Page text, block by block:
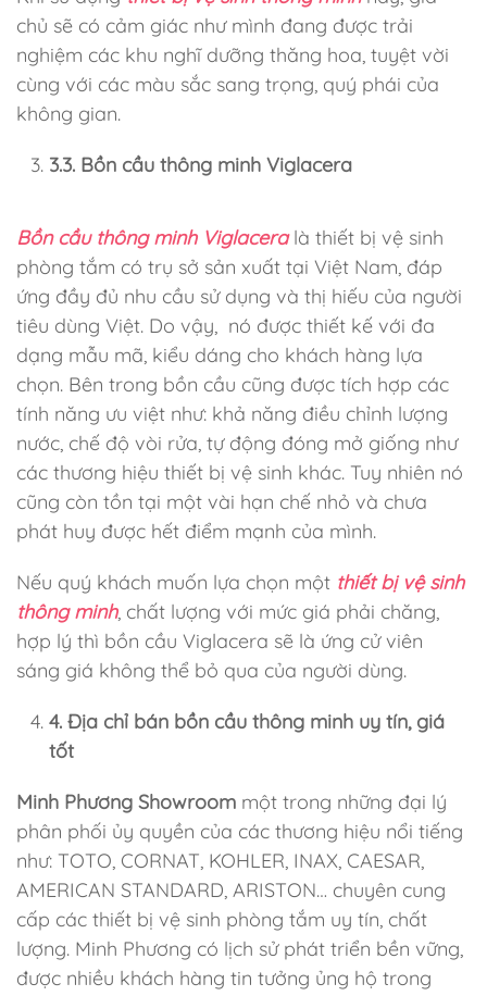
chủ sẽ có cảm giác như mình đang được trải
nghiệm các khu nghĩ dưỡng thăng hoa, tuyệt vời
cùng với các màu sắc sang trọng, quý phái của
không gian.
3.3. Bồn cầu thông minh Viglacera
Bồn cầu thông minh Viglaceralà thiết bị vệ sinh
phòng tắm có trụ sở sản xuất tại Việt Nam, đáp
ứng đầy đủ nhu cầu sử dụng và thị hiếu của người
tiêu dùng Việt. Do vậy, nó được thiết kế với đa
dạng mẫu mã, kiểu dáng cho khách hàng lựa
chọn. Bên trong bồn cầu cũng được tích hợp các
tính năng ưu việt như: khả năng điều chỉnh lượng
nước, chế độ vòi rửa, tự động đóng mở giống như
các thương hiệu thiết bị vệ sinh khác. Tuy nhiên nó
cũng còn tồn tại một vài hạn chế nhỏ và chưa
phát huy được hết điểm mạnh của mình.
Nếu quý khách muốn lựa chọn một thiết bị vệ sinh
thông minh, chất lượng với mức giá phải chăng,
hợp lý thì bồn cầu Viglacera sẽ là ứng cử viên
sáng giá không thể bỏ qua của người dùng.
4. Địa chỉ bán bồn cầu thông minh uy tín, giá
tốt
Minh Phương Showroom một trong những đại lý
phân phối ủy quyền của các thương hiệu nổi tiếng
như: TOTO, CORNAT, KOHLER, INAX, CAESAR,
AMERICAN STANDARD, ARISTON… chuyên cung
cấp các thiết bị vệ sinh phòng tắm uy tín, chất
lượng. Minh Phương có lịch sử phát triển bền vững,
được nhiều khách hàng tin tưởng ủng hộ trong